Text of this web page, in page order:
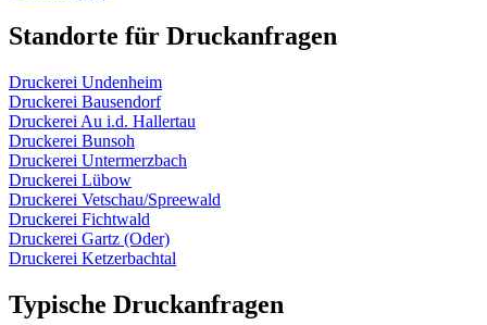
Standorte für Druckanfragen
Druckerei Undenheim
Druckerei Bausendorf
Druckerei Au i.d. Hallertau
Druckerei Bunsoh
Druckerei Untermerzbach
Druckerei Lübow
Druckerei Vetschau/Spreewald
Druckerei Fichtwald
Druckerei Gartz (Oder)
Druckerei Ketzerbachtal
Typische Druckanfragen